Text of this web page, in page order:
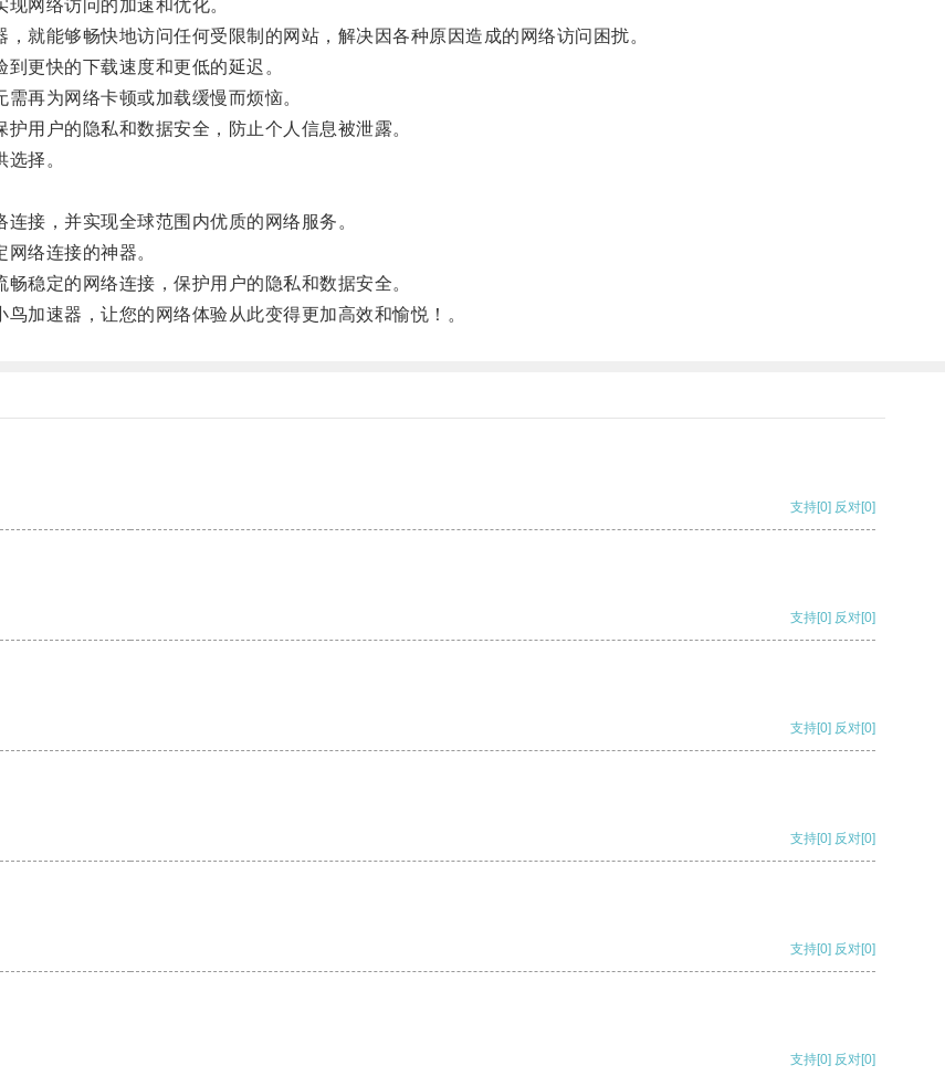
网络访问的加速和优化。
能够畅快地访问任何受限制的网站，解决因各种原因造成的网络访问困扰。
更快的下载速度和更低的延迟。
再为网络卡顿或加载缓慢而烦恼。
户的隐私和数据安全，防止个人信息被泄露。
择。
接，并实现全球范围内优质的网络服务。
络连接的神器。
定的网络连接，保护用户的隐私和数据安全。
速器，让您的网络体验从此变得更加高效和愉悦！。
支持[0] 反对[0]
支持[0] 反对[0]
支持[0] 反对[0]
支持[0] 反对[0]
支持[0] 反对[0]
支持[0] 反对[0]